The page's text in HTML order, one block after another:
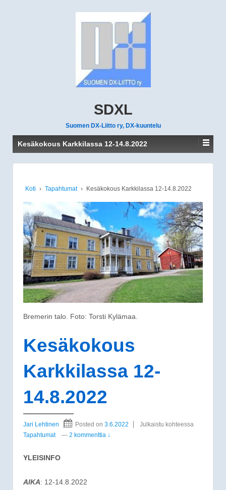
SDXL
Suomen DX-Liitto ry, DX-kuuntelu
Kesäkokous Karkkilassa 12-14.8.2022
Koti › Tapahtumat › Kesäkokous Karkkilassa 12-14.8.2022
Bremerin talo. Foto: Torsti Kylämaa.
Kesäkokous
Karkkilassa 12-
14.8.2022
Jari Lehtinen Posted on 3.6.2022
Julkaistu kohteessa
Tapahtumat
— 2 kommenttia ↓
YLEISINFO
AIKA: 12-14.8.2022